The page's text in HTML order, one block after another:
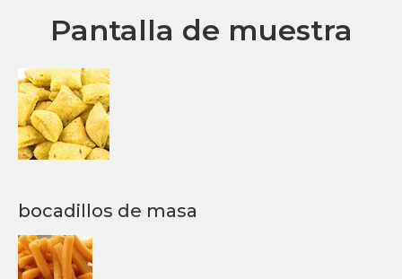
Pantalla de muestra
bocadillos de masa